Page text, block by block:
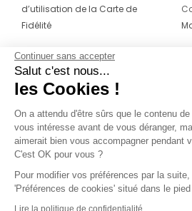
d’utilisation de la Carte de
Fidélité
CONTACT
04 42 20 78 42
Du lundi au jeudi de 8h30 à 16h30 & le
vendredi de 8h30 à 15h30
Continuer sans accepter
Salut c'est nous...
les Cookies !
On a attendu d'être sûrs que le contenu
vous intéresse avant de vous déranger,
aimerait bien vous accompagner pendant
C'est OK pour vous ?
Pour modifier vos préférences par la
'Préférences de cookies' situé dans le pied
Lire la politique de confidentialité